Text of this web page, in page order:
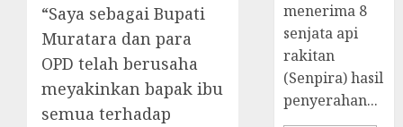
“Saya sebagai Bupati
Muratara dan para
OPD telah berusaha
meyakinkan bapak ibu
semua terhadap
menerima 8
senjata api
rakitan
(Senpira) hasil
penyerahan...